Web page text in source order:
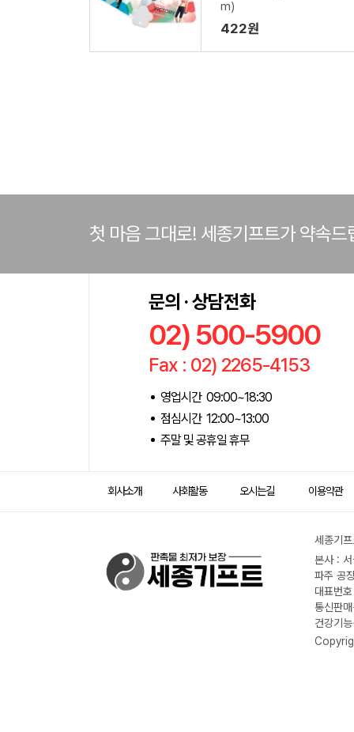
m)
422원
첫 마음 그대로! 세종기프트가 약속드
문의 · 상담전화
02) 500-5900
Fax : 02) 2265-4153
영업시간 09:00~18:30
점심시간 12:00~13:00
주말 및 공휴일 휴무
회사소개 사회활동 오시는길 이용약관
세종기
본사 :
파주 공
대표번
통신판
건강기